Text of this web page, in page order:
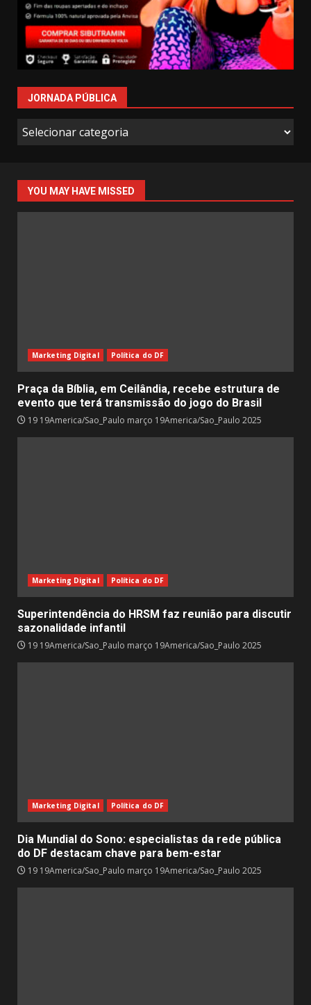
JORNADA PÚBLICA
Jornada
Pública
YOU MAY HAVE MISSED
Marketing Digital Política do DF
Praça da Bíblia, em Ceilândia, recebe estrutura de
evento que terá transmissão do jogo do Brasil
19 19America/Sao_Paulo março 19America/Sao_Paulo 2025
Marketing Digital Política do DF
Superintendência do HRSM faz reunião para discutir
sazonalidade infantil
19 19America/Sao_Paulo março 19America/Sao_Paulo 2025
Marketing Digital Política do DF
Dia Mundial do Sono: especialistas da rede pública
do DF destacam chave para bem-estar
19 19America/Sao_Paulo março 19America/Sao_Paulo 2025